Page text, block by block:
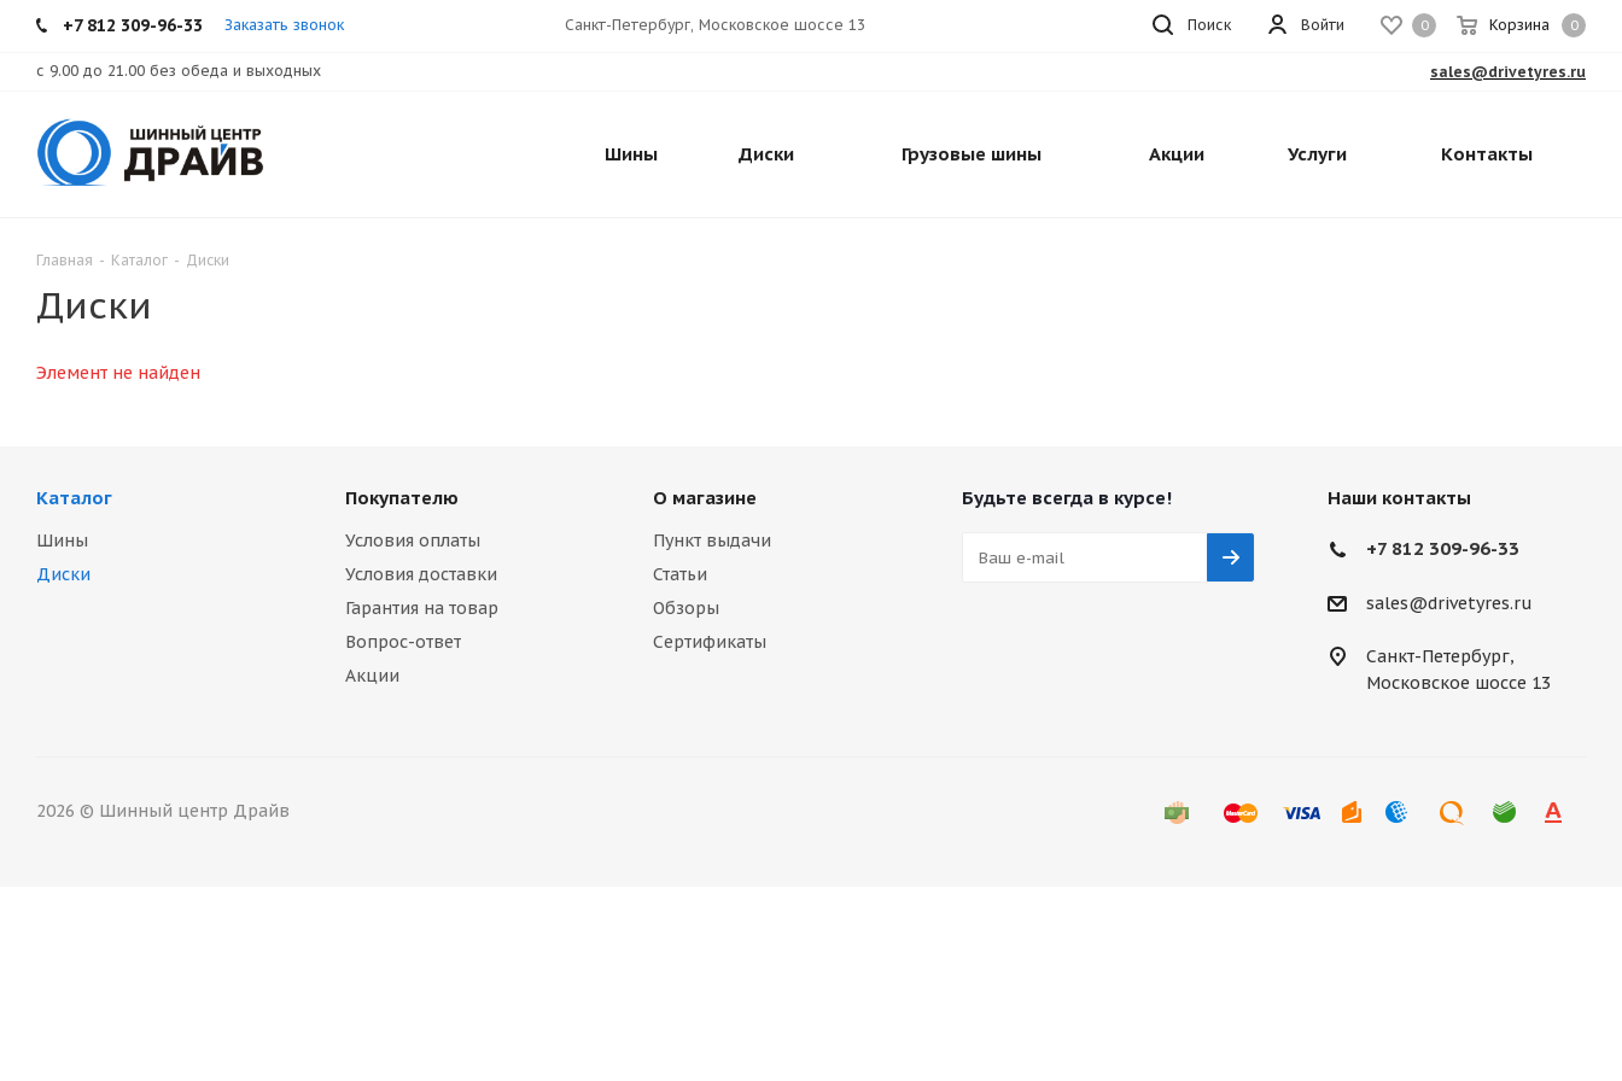
+7 812 309-96-33 Заказать звонок 0 Корзина 0
Войти
Санкт-Петербург, Московское шоссе 13 Поиск
с 9.00 до 21.00 без обеда и выходных sales@drivetyres.ru
Шины Диски Грузовые шины Акции Услуги Контакты
Главная - Каталог - Диски
Диски
Элемент не найден
Каталог
Шины
Диски
Покупателю
Условия оплаты
Условия доставки
Гарантия на товар
Вопрос-ответ
Акции
О магазине
Пункт выдачи
Статьи
Обзоры
Сертификаты
Будьте всегда в курсе! Наши контакты
+7 812 309-96-33
sales@drivetyres.ru
Санкт-Петербург,
Московское шоссе 13
2026 © Шинный центр Драйв